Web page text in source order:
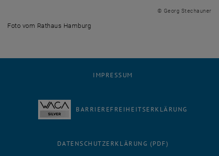
© Georg Stechauner
Foto vom Rathaus Hamburg
IMPRESSUM
BARRIEREFREIHEITSERKLÄRUNG
DATENSCHUTZERKLÄRUNG (PDF)